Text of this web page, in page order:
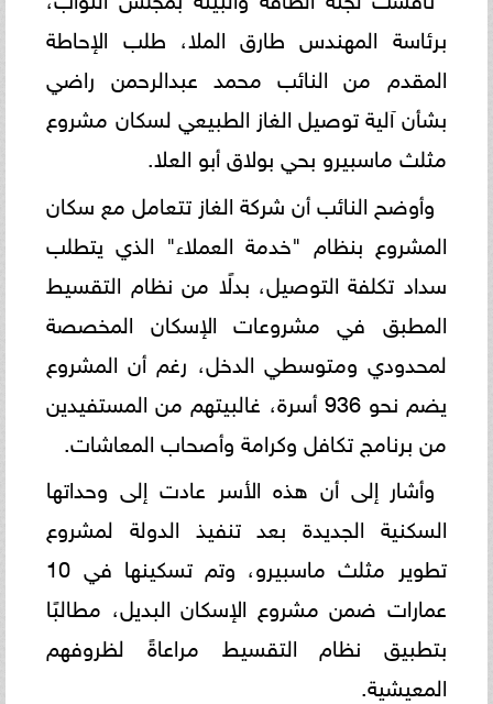
برئاسة المهندس طارق الملا، طلب الإحاطة
المقدم من النائب محمد عبدالرحمن راضي
بشأن آلية توصيل الغاز الطبيعي لسكان مشروع
مثلث ماسبيرو بحي بولاق أبو العلا.
وأوضح النائب أن شركة الغاز تتعامل مع سكان
المشروع بنظام "خدمة العملاء" الذي يتطلب
سداد تكلفة التوصيل، بدلًا من نظام التقسيط
المطبق في مشروعات الإسكان المخصصة
لمحدودي ومتوسطي الدخل، رغم أن المشروع
يضم نحو 936 أسرة، غالبيتهم من المستفيدين
من برنامج تكافل وكرامة وأصحاب المعاشات.
وأشار إلى أن هذه الأسر عادت إلى وحداتها
السكنية الجديدة بعد تنفيذ الدولة لمشروع
تطوير مثلث ماسبيرو، وتم تسكينها في 10
عمارات ضمن مشروع الإسكان البديل، مطالبًا
بتطبيق نظام التقسيط مراعاةً لظروفهم
المعيشية.